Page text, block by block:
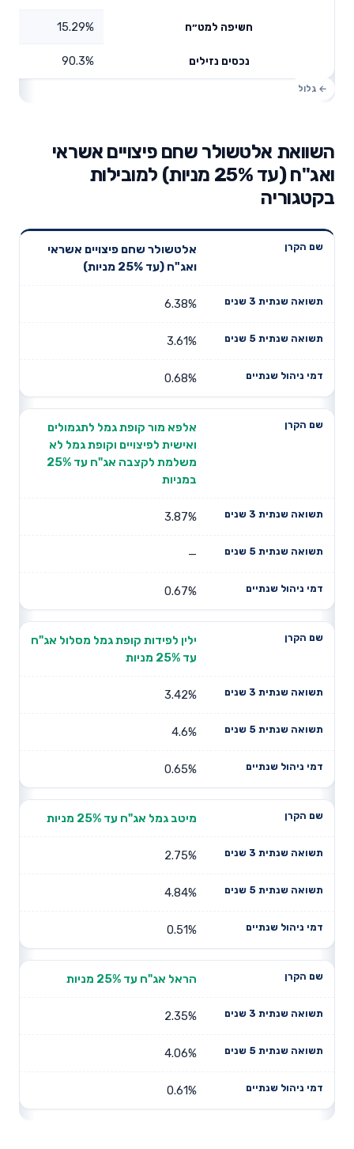
חשיפה למט״ח 15.29%
נכסים נזילים 90.3%
השוואת אלטשולר שחם פיצויים אשראי
ואג"ח (עד 25% מניות) למובילות
בקטגוריה
שנתית 3
תשואה
שנתית 5
דמי ניהול
אלטשולר שחם פיצויים אשראי
ואג"ח (עד 25% מניות)
6.38%
3.61%
0.68%
אלפא מור קופת גמל לתגמולים
ואישית לפיצויים וקופת גמל לא
משלמת לקצבה אג"ח עד 25%
במניות
3.87%
—
0.67%
ילין לפידות קופת גמל מסלול אג"ח
עד 25% מניות
3.42%
4.6%
0.65%
מיטב גמל אג"ח עד 25% מניות
2.75%
4.84%
0.51%
הראל אג"ח עד 25% מניות
2.35%
4.06%
0.61%